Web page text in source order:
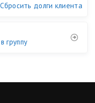
Сбросить долги клиента
группу